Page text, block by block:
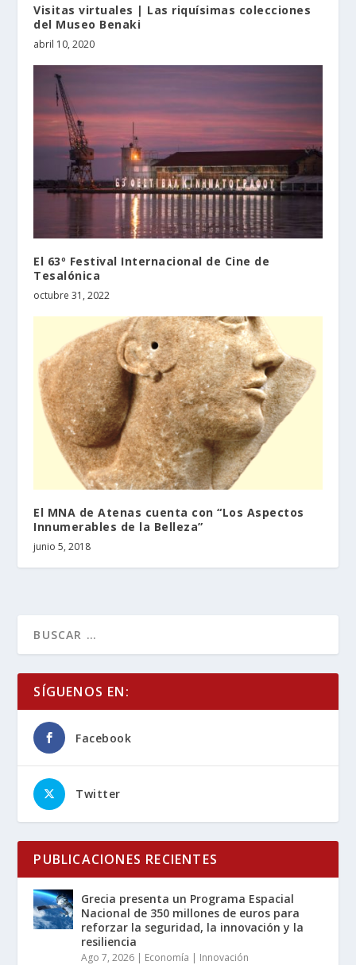
Visitas virtuales | Las riquísimas colecciones
del Museo Benaki
abril 10, 2020
El 63º Festival Internacional de Cine de
Tesalónica
octubre 31, 2022
El MNA de Atenas cuenta con “Los Aspectos
Innumerables de la Belleza”
junio 5, 2018
SÍGUENOS EN:
Facebook
Twitter
PUBLICACIONES RECIENTES
Grecia presenta un Programa Espacial
Nacional de 350 millones de euros para
reforzar la seguridad, la innovación y la
resiliencia
Ago 7, 2026 | Economía | Innovación